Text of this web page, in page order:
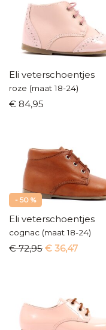
Eli veterschoentjes
roze (maat 18-24)
€ 84,95
- 50 %
Eli veterschoentjes
cognac (maat 18-24)
€ 72,95 € 36,47